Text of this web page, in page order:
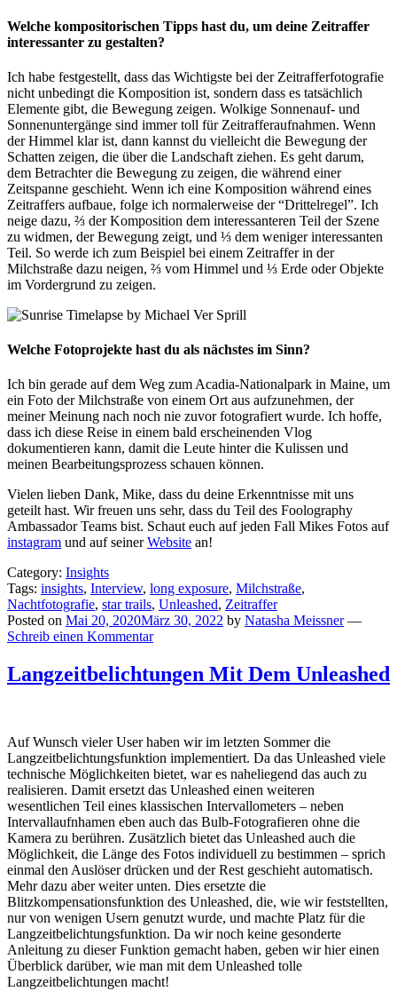
Welche kompositorischen Tipps hast du, um deine Zeitraffer
interessanter zu gestalten?
Ich habe festgestellt, dass das Wichtigste bei der Zeitrafferfotografie
nicht unbedingt die Komposition ist, sondern dass es tatsächlich
Elemente gibt, die Bewegung zeigen. Wolkige Sonnenauf- und
Sonnenuntergänge sind immer toll für Zeitrafferaufnahmen. Wenn
der Himmel klar ist, dann kannst du vielleicht die Bewegung der
Schatten zeigen, die über die Landschaft ziehen. Es geht darum,
dem Betrachter die Bewegung zu zeigen, die während einer
Zeitspanne geschieht. Wenn ich eine Komposition während eines
Zeitraffers aufbaue, folge ich normalerweise der “Drittelregel”. Ich
neige dazu, ⅔ der Komposition dem interessanteren Teil der Szene
zu widmen, der Bewegung zeigt, und ⅓ dem weniger interessanten
Teil. So werde ich zum Beispiel bei einem Zeitraffer in der
Milchstraße dazu neigen, ⅔ vom Himmel und ⅓ Erde oder Objekte
im Vordergrund zu zeigen.
Welche Fotoprojekte hast du als nächstes im Sinn?
Ich bin gerade auf dem Weg zum Acadia-Nationalpark in Maine, um
ein Foto der Milchstraße von einem Ort aus aufzunehmen, der
meiner Meinung nach noch nie zuvor fotografiert wurde. Ich hoffe,
dass ich diese Reise in einem bald erscheinenden Vlog
dokumentieren kann, damit die Leute hinter die Kulissen und
meinen Bearbeitungsprozess schauen können.
Vielen lieben Dank, Mike, dass du deine Erkenntnisse mit uns
geteilt hast. Wir freuen uns sehr, dass du Teil des Foolography
Ambassador Teams bist. Schaut euch auf jeden Fall Mikes Fotos auf
instagram und auf seinerWebsite an!
Category: Insights
Tags: insights, Interview, long exposure, Milchstraße,
Nachtfotografie, star trails, Unleashed, Zeitraffer
Posted on Mai 20, 2020März 30, 2022 by Natasha Meissner —
Schreib einen Kommentar
Langzeitbelichtungen Mit Dem Unleashed
Auf Wunsch vieler User haben wir im letzten Sommer die
Langzeitbelichtungsfunktion implementiert. Da das Unleashed viele
technische Möglichkeiten bietet, war es naheliegend das auch zu
realisieren. Damit ersetzt das Unleashed einen weiteren
wesentlichen Teil eines klassischen Intervallometers – neben
Intervallaufnhamen eben auch das Bulb-Fotografieren ohne die
Kamera zu berühren. Zusätzlich bietet das Unleashed auch die
Möglichkeit, die Länge des Fotos individuell zu bestimmen – sprich
einmal den Auslöser drücken und der Rest geschieht automatisch.
Mehr dazu aber weiter unten. Dies ersetzte die
Blitzkompensationsfunktion des Unleashed, die, wie wir feststellten,
nur von wenigen Usern genutzt wurde, und machte Platz für die
Langzeitbelichtungsfunktion. Da wir noch keine gesonderte
Anleitung zu dieser Funktion gemacht haben, geben wir hier einen
Überblick darüber, wie man mit dem Unleashed tolle
Langzeitbelichtungen macht!